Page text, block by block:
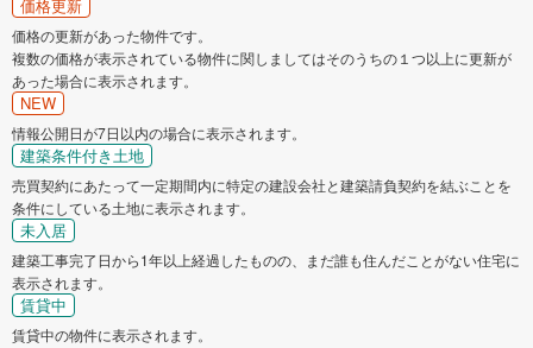
価格更新
価格の更新があった物件です。
複数の価格が表示されている物件に関しましてはそのうちの１つ以上に更新が
あった場合に表示されます。
NEW
情報公開日が7日以内の場合に表示されます。
建築条件付き土地
売買契約にあたって一定期間内に特定の建設会社と建築請負契約を結ぶことを
条件にしている土地に表示されます。
未入居
建築工事完了日から1年以上経過したものの、まだ誰も住んだことがない住宅に
表示されます。
賃貸中
賃貸中の物件に表示されます。